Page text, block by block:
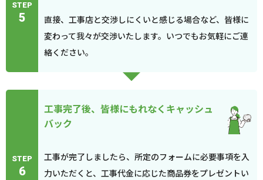
STEP
5
直接、工事店と交渉しにくいと感じる場合など、皆様に
変わって我々が交渉いたします。いつでもお気軽にご連
絡ください。
STEP
6
工事完了後、皆様にもれなくキャッシュ
バック
工事が完了しましたら、所定のフォームに必要事項を入
力いただくと、工事代金に応じた商品券をプレゼントい